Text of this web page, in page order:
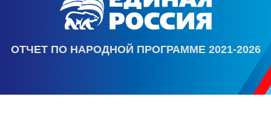
ОТЧЕТ ПО НАРОДНОЙ ПРОГРАММЕ 2021-2026